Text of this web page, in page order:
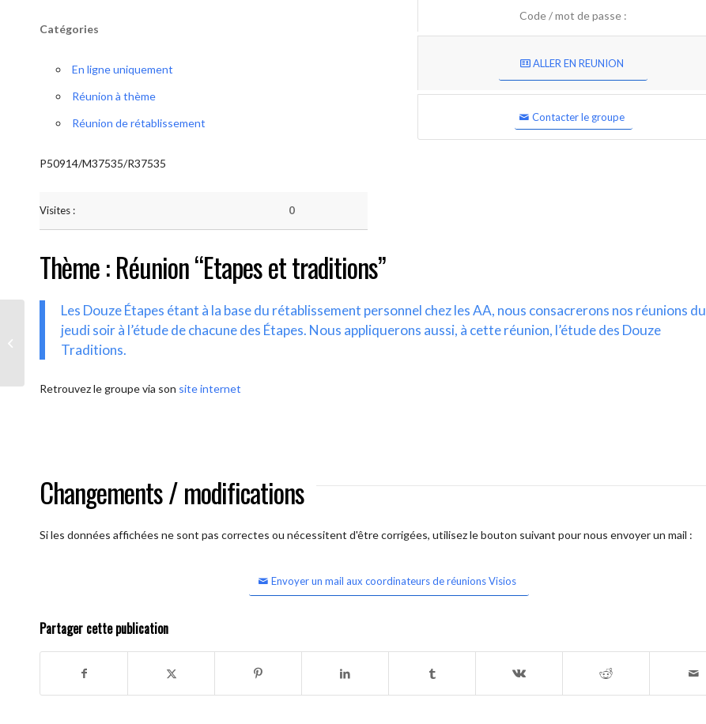
Catégories
En ligne uniquement
Réunion à thème
Réunion de rétablissement
P50914/M37535/R37535
Visites : 0
Code / mot de passe :
ALLER EN REUNION
Contacter le groupe
Thème : Réunion “Etapes et traditions”
Les Douze Étapes étant à la base du rétablissement personnel chez les AA, nous consacrerons nos réunions du
jeudi soir à l’étude de chacune des Étapes. Nous appliquerons aussi, à cette réunion, l’étude des Douze
Traditions.
Retrouvez le groupe via son site internet
Changements / modifications
Si les données affichées ne sont pas correctes ou nécessitent d'être corrigées, utilisez le bouton suivant pour nous envoyer un mail :
Envoyer un mail aux coordinateurs de réunions Visios
Partager cette publication
AA-UNITE.BE (Etapes et traditions)